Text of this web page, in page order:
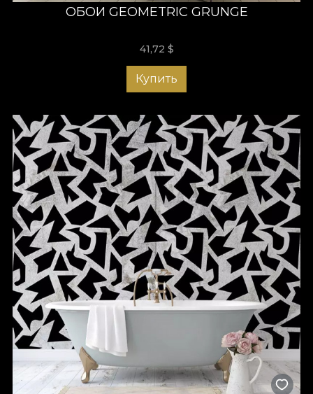
ОБОИ GEOMETRIC GRUNGE
41,72 $
Купить